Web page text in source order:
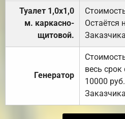
Туалет 1,0х1,0
м. каркасно-
щитовой.
Остаётся
Генератор
весь срок
10000